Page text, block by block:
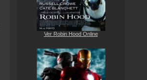
Ver Robin Hood Online